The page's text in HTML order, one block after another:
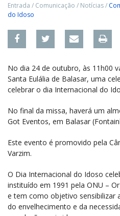
Entrada / Comunicação / Notícias/
do Idoso
No dia 24 de outubro, às 11h00
Santa Eulália de Balasar, uma
celebrar o dia Internacional do
No final da missa, haverá um
Got Eventos, em Balasar
Este evento é promovido pela
Varzim.
O Dia Internacional do Idoso
instituído em 1991 pela ONU –
e tem como objetivo sensibilizar
do envelhecimento e da